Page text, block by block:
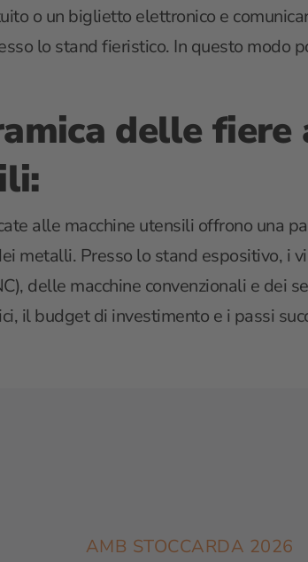
o un biglietto elettronico e
lo stand fieristico. In questo modo
delle
alle macchine utensili offrono una
metalli. Presso lo stand espositivo, i
delle macchine convenzionali e dei
il budget di investimento e i passi
AMB STOCCARDA 2026